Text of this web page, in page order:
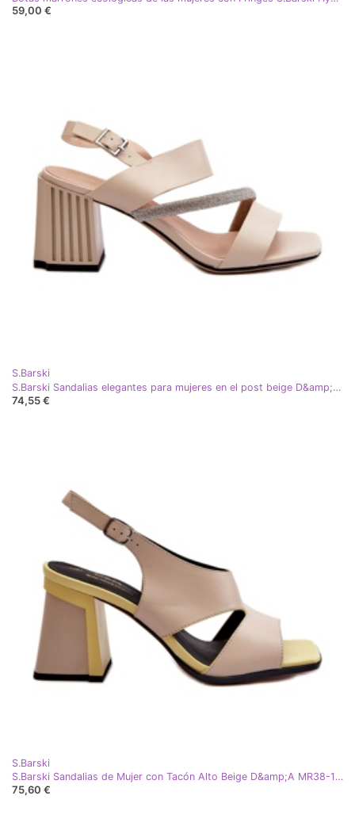
59,00 €
S.Barski
S.Barski Sandalias elegantes para mujeres en el post beige D&amp;A MR38-549
74,55 €
S.Barski
S.Barski Sandalias de Mujer con Tacón Alto Beige D&amp;A MR38-153
75,60 €